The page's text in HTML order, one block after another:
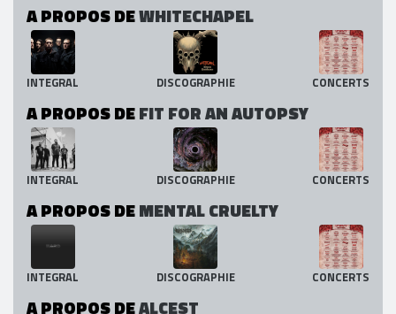
A PROPOS DEWHITECHAPEL
INTEGRAL DISCOGRAPHIE CONCERTS
A PROPOS DEFIT FOR AN AUTOPSY
INTEGRAL DISCOGRAPHIE CONCERTS
A PROPOS DEMENTAL CRUELTY
INTEGRAL DISCOGRAPHIE CONCERTS
A PROPOS DEALCEST